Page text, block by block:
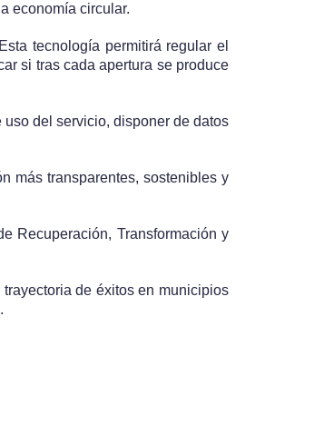
economía circular.
tecnología permitirá regular el
si tras cada apertura se produce
del servicio, disponer de datos
más transparentes, sostenibles y
Recuperación, Transformación y
de éxitos en municipios